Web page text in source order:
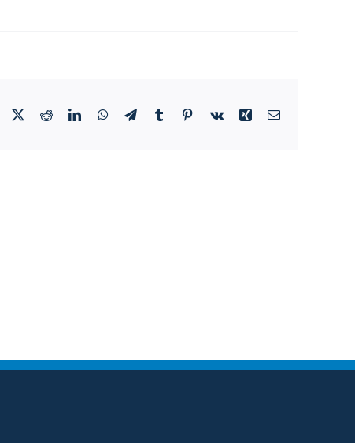
Facebook
X RedditLinkedInWhatsApp
TelegramTumblr Pinterest
Vk XingE-